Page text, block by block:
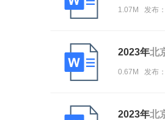
1.07M 发布
2023年北
0.67M 发布
2023年北